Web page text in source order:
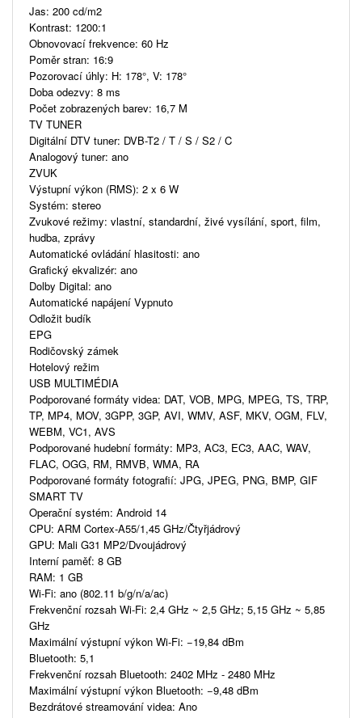
Jas: 200 cd/m2
Kontrast: 1200:1
Obnovovací frekvence: 60 Hz
Poměr stran: 16:9
Pozorovací úhly: H: 178°, V: 178°
Doba odezvy: 8 ms
Počet zobrazených barev: 16,7 M
TV TUNER
Digitální DTV tuner: DVB-T2 / T / S / S2 / C
Analogový tuner: ano
ZVUK
Výstupní výkon (RMS): 2 x 6 W
Systém: stereo
Zvukové režimy: vlastní, standardní, živé vysílání, sport, film,
hudba, zprávy
Automatické ovládání hlasitosti: ano
Grafický ekvalizér: ano
Dolby Digital: ano
Automatické napájení Vypnuto
Odložit budík
EPG
Rodičovský zámek
Hotelový režim
USB MULTIMÉDIA
Podporované formáty videa: DAT, VOB, MPG, MPEG, TS, TRP,
TP, MP4, MOV, 3GPP, 3GP, AVI, WMV, ASF, MKV, OGM, FLV,
WEBM, VC1, AVS
Podporované hudební formáty: MP3, AC3, EC3, AAC, WAV,
FLAC, OGG, RM, RMVB, WMA, RA
Podporované formáty fotografií: JPG, JPEG, PNG, BMP, GIF
SMART TV
Operační systém: Android 14
CPU: ARM Cortex-A55/1,45 GHz/Čtyřjádrový
GPU: Mali G31 MP2/Dvoujádrový
Interní paměť: 8 GB
RAM: 1 GB
Wi-Fi: ano (802.11 b/g/n/a/ac)
Frekvenční rozsah Wi-Fi: 2,4 GHz ~ 2,5 GHz; 5,15 GHz ~ 5,85
GHz
Maximální výstupní výkon Wi-Fi: −19,84 dBm
Bluetooth: 5,1
Frekvenční rozsah Bluetooth: 2402 MHz - 2480 MHz
Maximální výstupní výkon Bluetooth: −9,48 dBm
Bezdrátové streamování videa: Ano